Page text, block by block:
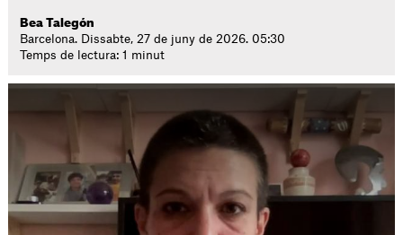
Bea Talegón
Barcelona. Dissabte, 27 de juny de 2026. 05:30
Temps de lectura: 1 minut